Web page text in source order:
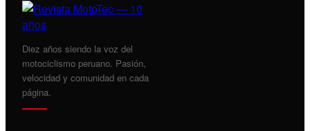
Diez años siendo la voz del
motociclismo peruano. Pasión,
velocidad y comunidad en cada
página.